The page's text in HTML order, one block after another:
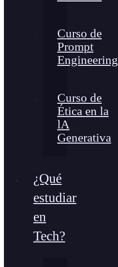
Curso de
Prompt
Engineering
Curso de
Ética en la
lA
Generativa
¿Qué
estudiar
en
Tech?